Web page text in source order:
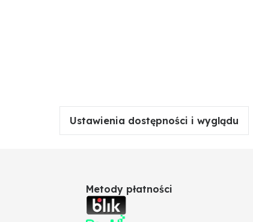
Ustawienia dostępności i wyglądu
Metody płatności